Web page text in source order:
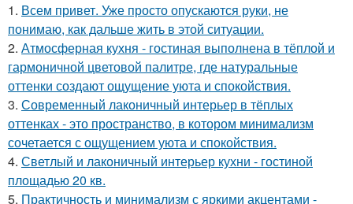
1. Всем привет. Уже просто опускаются руки, не
понимаю, как дальше жить в этой ситуации.
2. Атмосферная кухня - гостиная выполнена в тёплой и
гармоничной цветовой палитре, где натуральные
оттенки создают ощущение уюта и спокойствия.
3. Современный лаконичный интерьер в тёплых
оттенках - это пространство, в котором минимализм
сочетается с ощущением уюта и спокойствия.
4. Светлый и лаконичный интерьер кухни - гостиной
площадью 20 кв.
5. Практичность и минимализм с яркими акцентами -